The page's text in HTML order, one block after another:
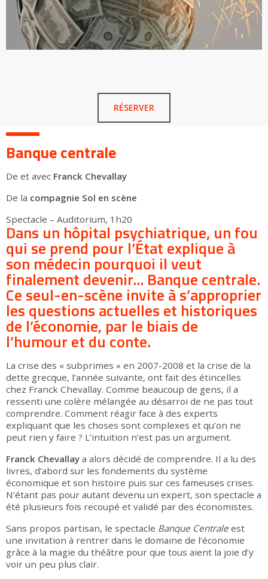
RÉSERVER
Banque centrale
De et avec Franck Chevallay
De la compagnie Sol en scène
Spectacle – Auditorium, 1h20
Dans un hôpital psychiatrique, un fou
qui se prend pour l’État explique à
son médecin pourquoi il veut
finalement devenir... Banque centrale.
Ce seul-en-scène invite à s’approprier
les questions actuelles et historiques
de l’économie, par le biais de
l’humour et du conte.
La crise des « subprimes » en 2007-2008 et la crise de la
dette grecque, l’année suivante, ont fait des étincelles
chez Franck Chevallay. Comme beaucoup de gens, il a
ressenti une colère mélangée au désarroi de ne pas tout
comprendre. Comment réagir face à des experts
expliquant que les choses sont complexes et qu’on ne
peut rien y faire ? L’intuition n’est pas un argument.
Franck Chevallay a alors décidé de comprendre. Il a lu des
livres, d’abord sur les fondements du système
économique et son histoire puis sur ces fameuses crises.
N’étant pas pour autant devenu un expert, son spectacle a
été plusieurs fois recoupé et validé par des économistes.
Sans propos partisan, le spectacle Banque Centrale est
une invitation à rentrer dans le domaine de l’économie
grâce à la magie du théâtre pour que tous aient la joie d’y
voir un peu plus clair.